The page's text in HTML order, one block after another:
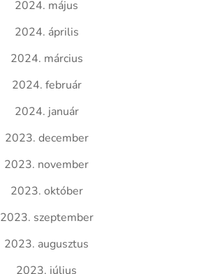
2024. május
2024. április
2024. március
2024. február
2024. január
2023. december
2023. november
2023. október
2023. szeptember
2023. augusztus
2023. július